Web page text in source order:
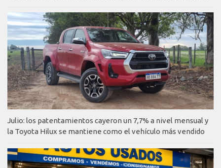
Julio: los patentamientos cayeron un 7,7% a nivel mensual y
la Toyota Hilux se mantiene como el vehículo más vendido